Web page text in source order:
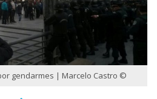
gendarmes | Marcelo Castro ©